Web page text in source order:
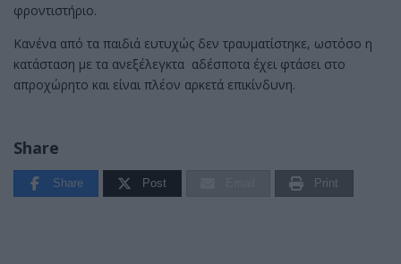
φροντιστήριο.
Κανένα από τα παιδιά ευτυχώς δεν τραυματίστηκε, ωστόσο η
κατάσταση με τα ανεξέλεγκτα αδέσποτα έχει φτάσει στο
απροχώρητο και είναι πλέον αρκετά επικίνδυνη.
Share
Share Post Print